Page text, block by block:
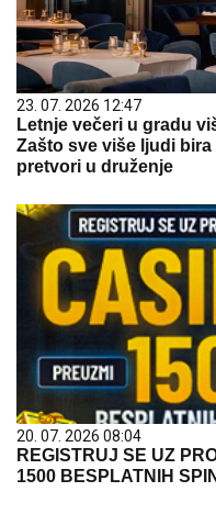
23. 07. 2026 12:47
Letnje večeri u gradu
Zašto sve više ljudi
pretvori u druženje
20. 07. 2026 08:04
REGISTRUJ SE UZ
1500 BESPLATNIH